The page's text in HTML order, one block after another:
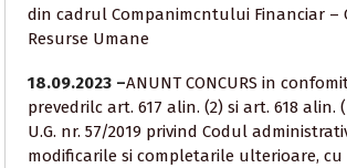
din cadrul Companimcntului Financiar –
Resurse Umane
18.09.2023 –ANUNT CONCURS in
prevedrilc art. 617 alin. (2) si art. 618 alin.
U.G. nr. 57/2019 privind Codul
modificarile si completarile ulterioare, cu